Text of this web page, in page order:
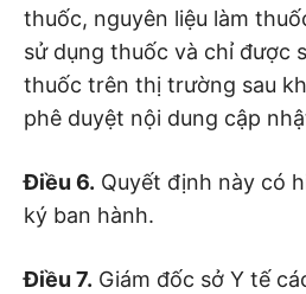
thuốc, nguyên liệu làm
sử dụng thuốc và chỉ được
thuốc trên thị trường sau
phê duyệt nội dung cập
Điều 6. Quyết định này có
ký ban hành.
Điều 7. Giám đốc sở Y tế